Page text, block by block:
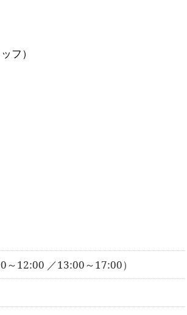
フ）
12:00 ／13:00～17:00）